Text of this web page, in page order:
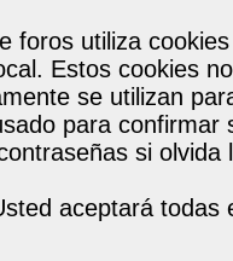
foros utiliza
Estos cookies
se utilizan
para
si olvida
aceptará todas